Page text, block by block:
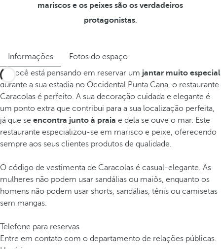
mariscos e os peixes são os verdadeiros
protagonistas.
Informações
Fotos do espaço
Se você está pensando em reservar um jantar muito especial
durante a sua estadia no Occidental Punta Cana, o restaurante
Caracolas é perfeito. A sua decoração cuidada e elegante é
um ponto extra que contribui para a sua localização perfeita,
já que se encontra junto à praia e dela se ouve o mar. Este
restaurante especializou-se em marisco e peixe, oferecendo
sempre aos seus clientes produtos de qualidade.
O código de vestimenta de Caracolas é casual-elegante. As
mulheres não podem usar sandálias ou maiôs, enquanto os
homens não podem usar shorts, sandálias, tênis ou camisetas
sem mangas.
Telefone para reservas
Entre em contato com o departamento de relações públicas.